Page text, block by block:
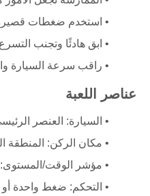
استخدم ضغطات قصيرة
ابق هادئًا وتجنب
راقب سرعة السيارة
عناصر اللعبة
السيارة: العنصر
مكان الركن: المنطقة
مؤشر الوقت/المستوى:
التحكم: ضغط واحدة أو